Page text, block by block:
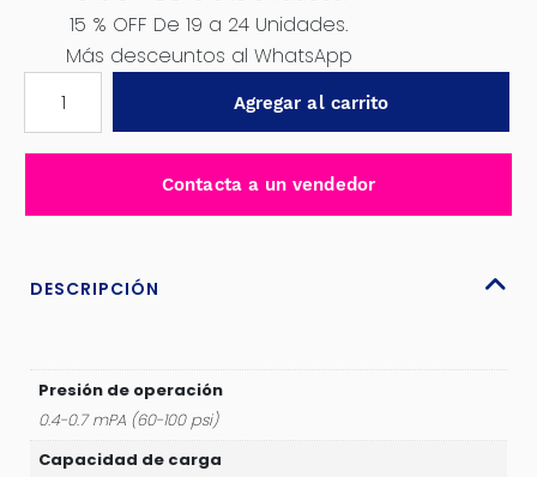
15 % OFF De 19 a 24 Unidades.
Más desceuntos al WhatsApp
CLAVOS
50
40
60-
100PSI
TOTAL
Agregar al carrito
Contacta a un vendedor
DESCRIPCIÓN
Presión de operación
0.4-0.7 mPA (60-100 psi)
Capacidad de carga